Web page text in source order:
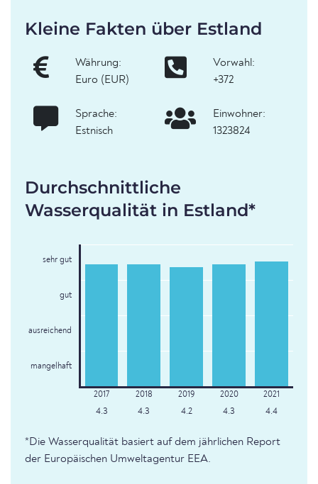
Kleine Fakten über Estland
Währung:
Euro (EUR)
Vorwahl:
+372
Sprache:
Estnisch
Einwohner:
1323824
Durchschnittliche
Wasserqualität in Estland*
sehr gut
gut
ausreichend
mangelhaft
4.3 4.3 4.2 4.3 4.4
*Die Wasserqualität basiert auf dem jährlichen Report
der Europäischen Umweltagentur EEA.